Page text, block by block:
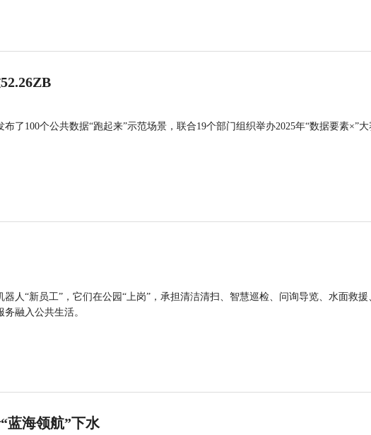
了100个公共数据“跑起来”示范场景，联合19个部门组织举办2025年“数据要素×”大
人“新员工”，它们在公园“上岗”，承担清洁清扫、智慧巡检、问询导览、水面救援
融入公共生活。
蓝海领航”下水